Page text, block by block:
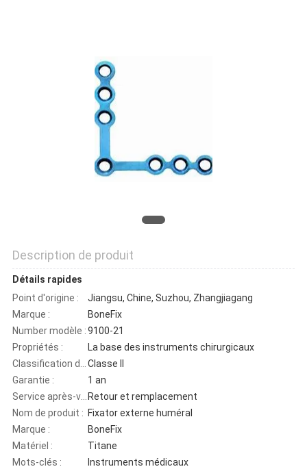
Description de produit
Détails rapides
Point d'origine :
Jiangsu, Chine, Suzhou, Zhangjiagang
Marque :
BoneFix
Number modèle :9100-21
Propriétés :
La base des instruments chirurgicaux
Classification d'instrument :Classe II
Garantie :
1 an
Service après-vente : Retour et remplacement
Nom de produit : Fixator externe huméral
Marque :
BoneFix
Matériel :
Titane
Mots-clés :
Instruments médicaux